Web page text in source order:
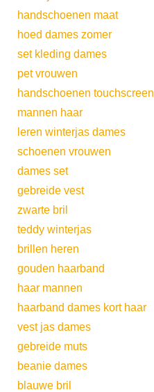
handschoenen maat
hoed dames zomer
set kleding dames
pet vrouwen
handschoenen touchscreen
mannen haar
leren winterjas dames
schoenen vrouwen
dames set
gebreide vest
zwarte bril
teddy winterjas
brillen heren
gouden haarband
haar mannen
haarband dames kort haar
vest jas dames
gebreide muts
beanie dames
blauwe bril